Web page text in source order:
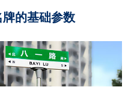
的基础参数